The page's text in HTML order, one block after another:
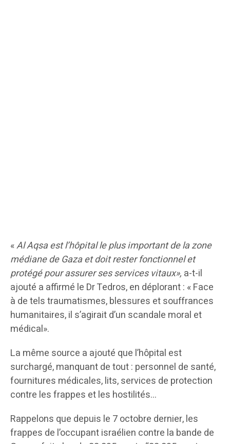
«Al Aqsa est l’hôpital le plus important de la zone
médiane de Gaza et doit rester fonctionnel et
protégé pour assurer ses services vitaux», a-t-il
ajouté a affirmé le Dr Tedros, en déplorant : « Face
à de tels traumatismes, blessures et souffrances
humanitaires, il s’agirait d’un scandale moral et
médical».
La même source a ajouté que l’hôpital est
surchargé, manquant de tout : personnel de santé,
fournitures médicales, lits, services de protection
contre les frappes et les hostilités…
Rappelons que depuis le 7 octobre dernier, les
frappes de l’occupant israélien contre la bande de